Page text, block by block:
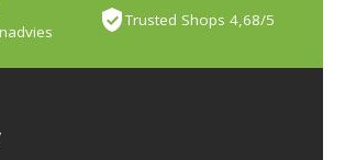
Trusted Shops 4,68/5